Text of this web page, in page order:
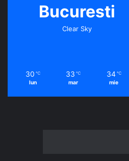
Bucuresti
Clear Sky
30 ℃
lun
33 ℃
mar
34 ℃
mie